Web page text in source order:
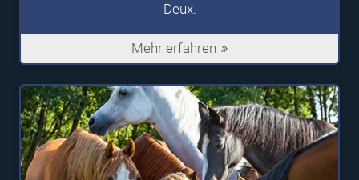
Deux.
Mehr erfahren